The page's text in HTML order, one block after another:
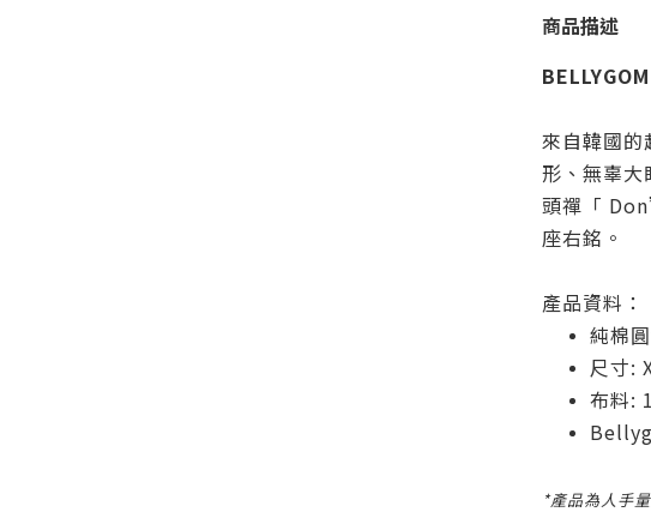
商品描述
來自韓國的
形、無辜大
頭禪「
座右銘。
產品資料：
純棉
尺寸:
布料:
*產品為人手